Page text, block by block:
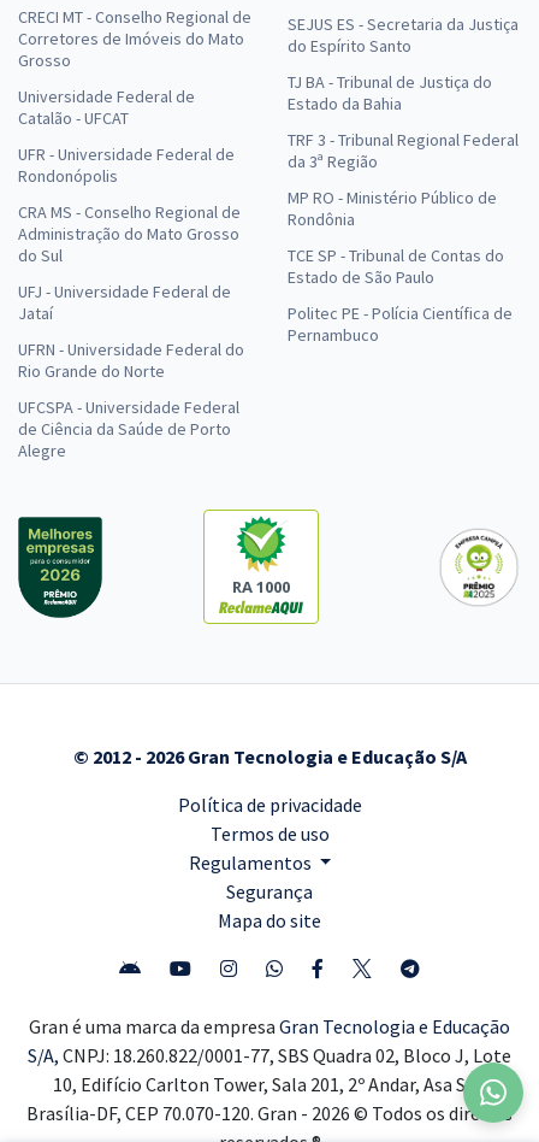
CRECI MT - Conselho Regional de
Corretores de Imóveis do Mato
Grosso
Universidade Federal de
Catalão - UFCAT
UFR - Universidade Federal de
Rondonópolis
CRA MS - Conselho Regional de
Administração do Mato Grosso
do Sul
UFJ - Universidade Federal de
Jataí
UFRN - Universidade Federal do
Rio Grande do Norte
UFCSPA - Universidade Federal
de Ciência da Saúde de Porto
Alegre
SEJUS ES - Secretaria da Justiça
do Espírito Santo
TJ BA - Tribunal de Justiça do
Estado da Bahia
TRF 3 - Tribunal Regional Federal
da 3ª Região
MP RO - Ministério Público de
Rondônia
TCE SP - Tribunal de Contas do
Estado de São Paulo
Politec PE - Polícia Científica de
Pernambuco
RA 1000
© 2012 - 2026 Gran Tecnologia e Educação S/A
Política de privacidade
Termos de uso
Regulamentos
Segurança
Mapa do site
Gran é uma marca da empresa Gran Tecnologia e Educação
S/A, CNPJ: 18.260.822/0001-77, SBS Quadra 02, Bloco J, Lote
10, Edifício Carlton Tower, Sala 201, 2º Andar, Asa Sul,
Brasília-DF, CEP 70.070-120. Gran - 2026 © Todos os direitos